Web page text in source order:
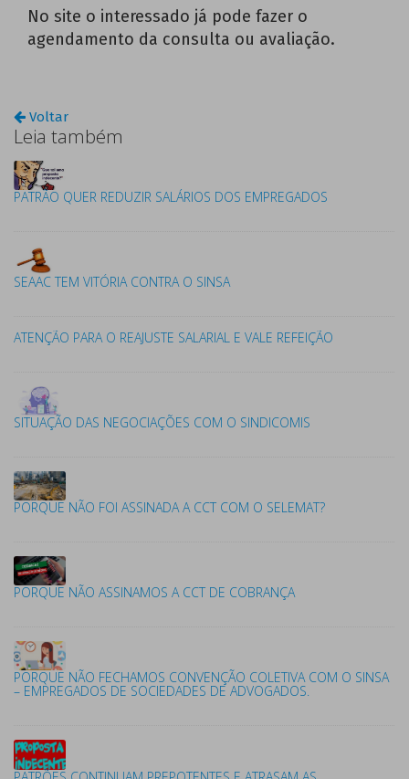
No site o interessado já pode fazer o
agendamento da consulta ou avaliação.
Voltar
Leia também
PATRÃO QUER REDUZIR SALÁRIOS DOS EMPREGADOS
SEAAC TEM VITÓRIA CONTRA O SINSA
ATENÇÃO PARA O REAJUSTE SALARIAL E VALE REFEIÇÃO
SITUAÇÃO DAS NEGOCIAÇÕES COM O SINDICOMIS
PORQUE NÃO FOI ASSINADA A CCT COM O SELEMAT?
PORQUE NÃO ASSINAMOS A CCT DE COBRANÇA
PORQUE NÃO FECHAMOS CONVENÇÃO COLETIVA COM O SINSA
– EMPREGADOS DE SOCIEDADES DE ADVOGADOS.